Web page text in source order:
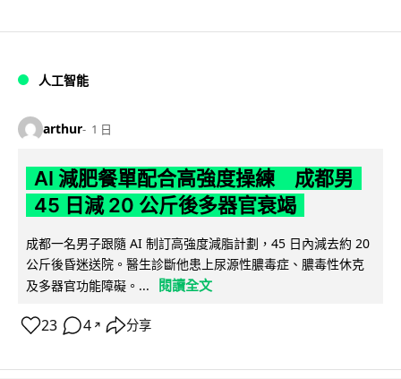
人工智能
arthur 1 日
AI 減肥餐單配合高強度操練 成都男
45 日減 20 公斤後多器官衰竭
成都一名男子跟隨 AI 制訂高強度減脂計劃，45 日內減去約 20
公斤後昏迷送院。醫生診斷他患上尿源性膿毒症、膿毒性休克
及多器官功能障礙。...
閱讀全文
23 4 ↗ 分享